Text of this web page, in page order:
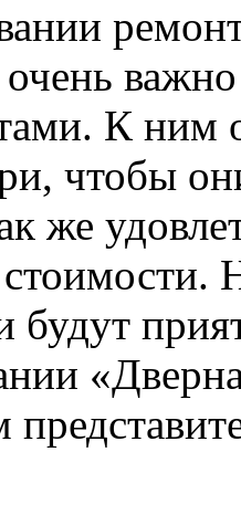
К ним
чтобы
же
будут